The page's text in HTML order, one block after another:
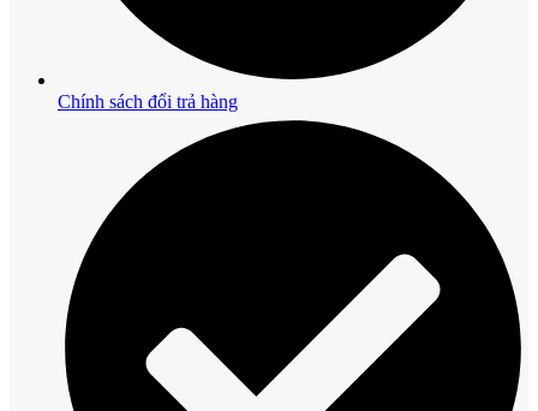
Chính sách đổi trả hàng